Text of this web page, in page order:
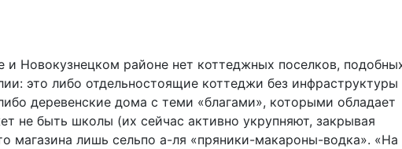
и Новокузнецком районе нет коттеджных поселков,
это либо отдельностоящие коттеджи без инфраструктуры
деревенские дома с теми «благами», которыми обладает
не быть школы (их сейчас активно укрупняют, закрывая
магазина лишь сельпо а-ля «пряники-макароны-водка». «На